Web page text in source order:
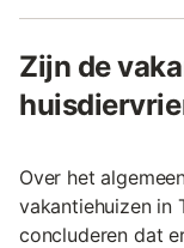
Zijn de
Over het
vakantiehuizen in
concluderen dat